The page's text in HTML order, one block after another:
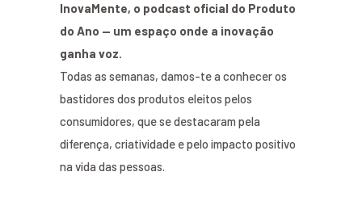
InovaMente, o podcast oficial do Produto
do Ano — um espaço onde a inovação
ganha voz.
Todas as semanas, damos-te a conhecer os
bastidores dos produtos eleitos pelos
consumidores, que se destacaram pela
diferença, criatividade e pelo impacto positivo
na vida das pessoas.